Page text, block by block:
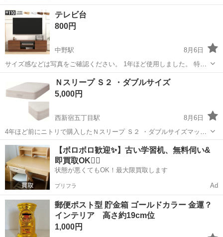
テレビ台
800円
中野駅
8月6日
サイズ感などは写真をご確認ください。 1年ほど使用しました。 特に
汚れ等なく綺麗な状態です。 階段3階で取りに来れる方のみ。 早く取
りに来れる方を優先します。
中野駅 収納家具
Ｎスリープ Ｓ２ ・ダブルサイズ
5,000円
西新宿五丁目駅
8月6日
4年ほど前にニトリで購入したＮスリープ Ｓ２ ・ダブルサイズマット
レスです。 【購入時価格】4万円ぐらい 【サイズ】 巾140cm×奥行
197cm×高さ24cm（大体です） 【傷などの状態】使用感、コーヒーの
染みあります。 ...
東京 中野区 西新宿五丁目駅 ベッド
【ボロボロ歓迎✨】古い学習机、無料伺い&
即買取OK🙆‍♀️
状態が悪くてもOK！最大限買取します
プリフラ Ad
郵便ポスト型 貯金箱 ゴールドカラー 金運？
インテリア 高さ約19cm位
1,000円